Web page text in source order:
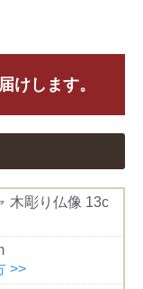
けします。
木彫り仏像 13c
>>